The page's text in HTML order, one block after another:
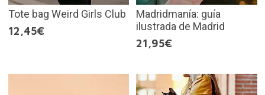
Tote bag Weird Girls Club
12,45€
Madridmanía: guía
ilustrada de Madrid
21,95€